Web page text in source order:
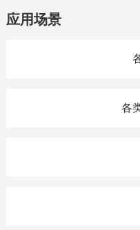
应用场景
各